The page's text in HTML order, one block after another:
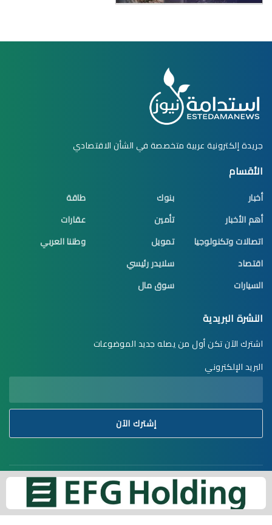
جريدة إلكترونية عربية متخصصة في الشأن الاقتصادي
الأقسام
أخبار
أهم الأخبار
اتصالات وتكنولوجيا
اقتصاد
السيارات
بنوك
تأمين
تمويل
سلايدر رئيسي
سوق مال
طاقة
عقارات
وطننا العربي
النشرة البريدية
اشترك الآن تكن أول من يصله جديد الموضوعات
البريد الإلكتروني
استدامة نيوز © 2023. تنفيذ وتطوير ♥